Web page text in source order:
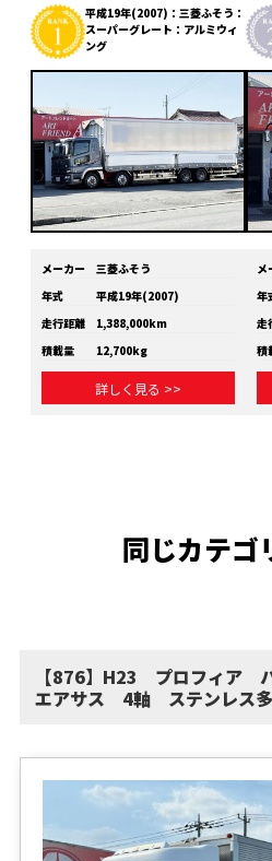
平成19年(2007)：三菱ふそう：
スーパーグレート：アルミウィ
ング
メーカー
三菱ふそう
年式
平成19年(2007)
走行距離
1,388,000km
積載量
12,700kg
詳しく見る >>
メ
年
走
積
同じカテゴ
【876】H23 プロフィア
エアサス 4軸 ステンレス多